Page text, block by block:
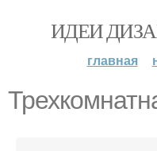
ИДЕИ
главная